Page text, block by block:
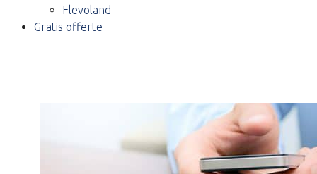
Flevoland
Gratis offerte